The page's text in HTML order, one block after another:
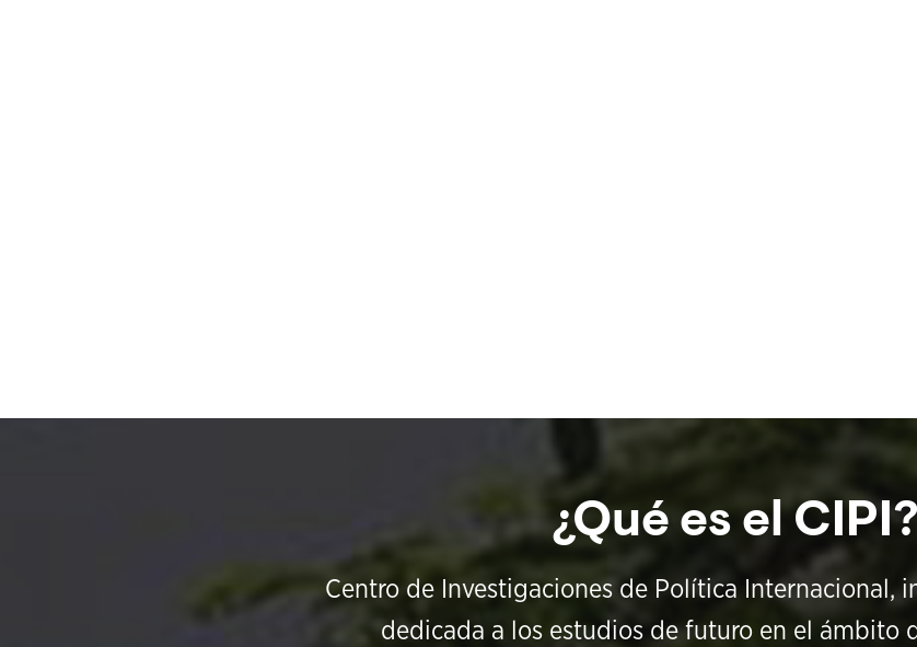
¿Qué es el CIPI?
Centro de Investigaciones de Política Internacional,
dedicada a los estudios de futuro en el ámbito